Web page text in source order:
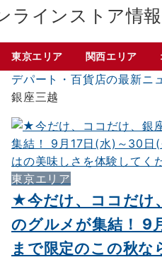
東京エリア 関西エリア
デパート・百貨店の最新ニ
銀座三越
東京エリア
★今だけ、ココだけ
のグルメが集結！ 9
まで限定のこの秋